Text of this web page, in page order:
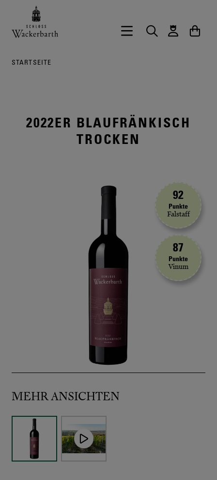
Zurück zur Startseite vom Onlineshop
Hauptnavigation öffnen
Suche
STARTSEITE
2022ER BLAUFRÄNKISCH
TROCKEN
MEHR ANSICHTEN
92
Punkte
Falstaff
87
Punkte
Vinum